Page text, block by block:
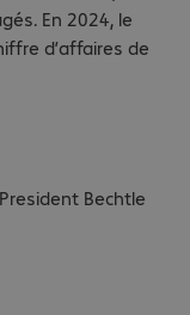
En 2024, le
d’affaires de
Bechtle